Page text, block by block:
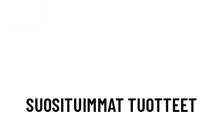
SUOSITUIMMAT TUOTTEET